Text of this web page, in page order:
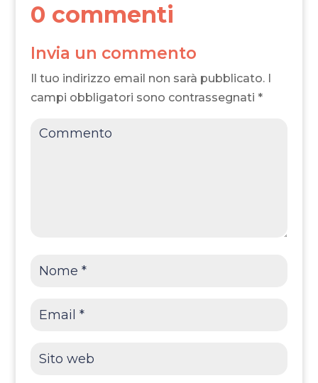
0 commenti
Invia un commento
Il tuo indirizzo email non sarà pubblicato.I
campi obbligatori sono contrassegnati *